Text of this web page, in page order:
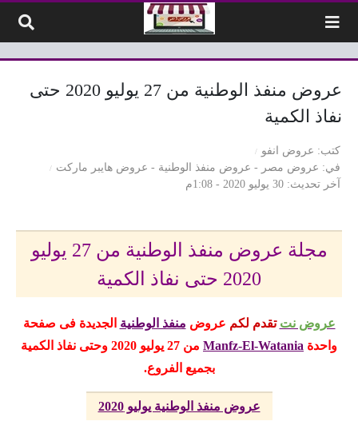
عروض منفذ الوطنية من 27 يوليو 2020 حتى
نفاذ الكمية
كتب
عروض انفو
في
عروض مصر - عروض منفذ الوطنية - عروض هايبر ماركت
آخر تحديث 30 يوليو 2020 - 1:08م
مجلة عروض منفذ الوطنية من 27 يوليو
2020 حتى نفاذ الكمية
عروض نت تقدم لكم عروض منفذ الوطنية الجديدة فى صفحة
واحدة Manfz-El-Watania من 27 يوليو
2020 وحتى نفاذ الكمية
بجميع الفروع.
عروض منفذ الوطنية يوليو 2020